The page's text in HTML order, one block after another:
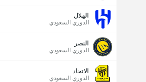
الهلال
الدوري السعودي
النصر
الدوري السعودي
الاتحاد
الدوري السعودي